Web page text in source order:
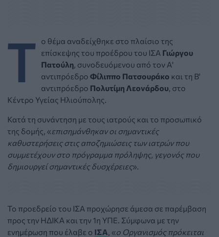
Τ
ο θέμα αναδείχθηκε στο πλαίσιο της
επίσκεψης του προέδρου του ΙΣΑ Γιώργου
Πατούλη , συνοδευόμενου από τον Α'
αντιπρόεδρο Φίλιππο Πατσουράκο και τη Β'
αντιπρόεδρο Πολυτίμη Λεονάρδου , στο
Κέντρο Υγείας Ηλιούπολης.
Κατά τη συνάντηση με τους ιατρούς και το προσωπικό
της δομής, «επισημάνθηκαν οι σημαντικές
καθυστερήσεις στις αποζημιώσεις των ιατρών που
συμμετέχουν στο πρόγραμμα πρόληψης, γεγονός που
δημιουργεί σημαντικές δυσχέρειες».
Το προεδρείο του ΙΣΑ προχώρησε άμεσα σε παρέμβαση
προς την ΗΔΙΚΑ και την 1η ΥΠΕ. Σύμφωνα με την
ενημέρωση που έλαβε ο ΙΣΑ , «ο Οργανισμός πρόκειται